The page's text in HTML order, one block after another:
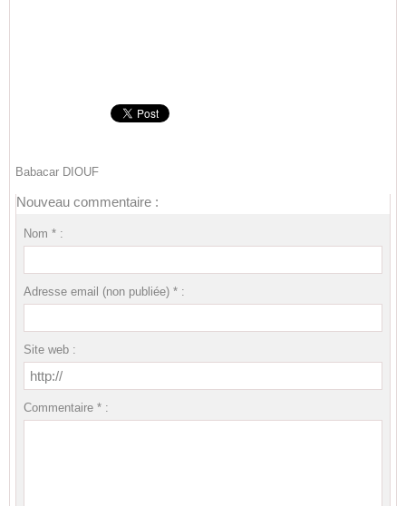
Babacar DIOUF
Nouveau commentaire :
Nom * :
Adresse email (non publiée) * :
Site web :
Commentaire * :